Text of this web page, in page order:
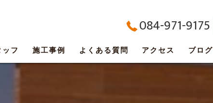
084-971-9175
フ 施工事例 よくある質問 アクセス ブログ